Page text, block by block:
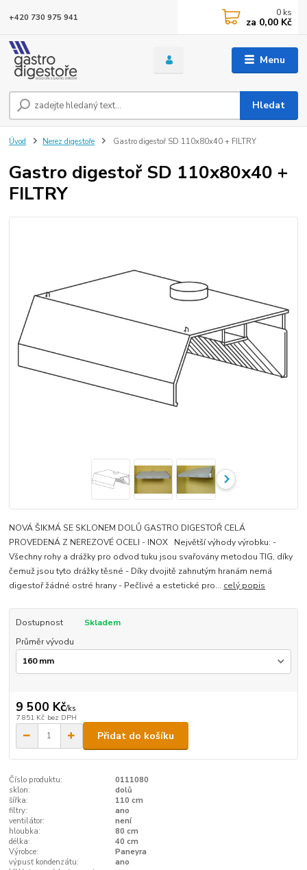
Menu
Hledat
+420 730 975 941 0 ks
za 0,00 Kč
Úvod Nerez digestoře Gastro digestoř SD 110x80x40 + FILTRY
Gastro digestoř SD 110x80x40 +
FILTRY
NOVÁ ŠIKMÁ SE SKLONEM DOLŮ GASTRO DIGESTOŘ CELÁ
PROVEDENÁ Z NEREZOVÉ OCELI - INOX Největší výhody výrobku: -
Všechny rohy a drážky pro odvod tuku jsou svařovány metodou TIG, díky
čemuž jsou tyto drážky těsné - Díky dvojitě zahnutým hranám nemá
digestoř žádné ostré hrany - Pečlivé a estetické pro... celý popis
Dostupnost
Skladem
Průměr vývodu
9 500 Kč/ks
7 851 Kč bez DPH
Přidat do košíku
Číslo produktu:
0111080
sklon:
dolů
šířka:
110 cm
filtry:
ano
ventilátor:
není
hloubka:
80 cm
délka:
40 cm
Výrobce:
Paneyra
výpusť kondenzátu:
ano